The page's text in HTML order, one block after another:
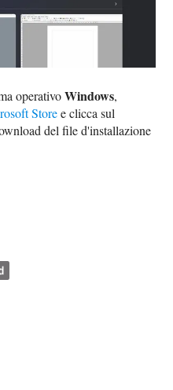
operativoWindows,
Storee clicca sul
del file d'installazione